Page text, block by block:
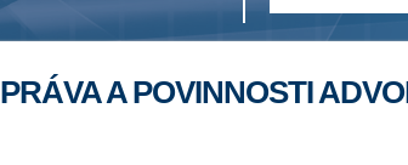
PRÁVA A POVINNOSTI